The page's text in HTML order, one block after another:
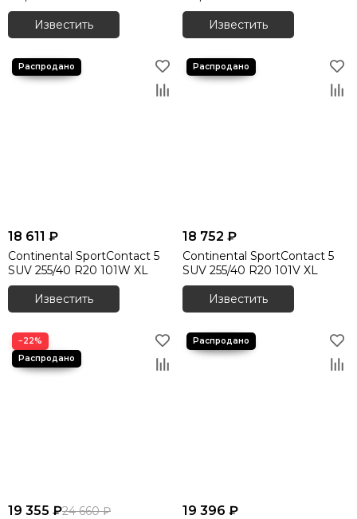
Летние шины 315/35 R21
Летние шины 315/35 R22
Летние шины 315/70 R17
Летние шины 325/30 R21
Известить
Известить
18 611 ₽
Continental SportContact 5
SUV 255/40 R20 101W XL
Известить
18 752 ₽
Continental SportContact 5
SUV 255/40 R20 101V XL
Известить
−22%
19 355 ₽24 660 ₽
19 396 ₽